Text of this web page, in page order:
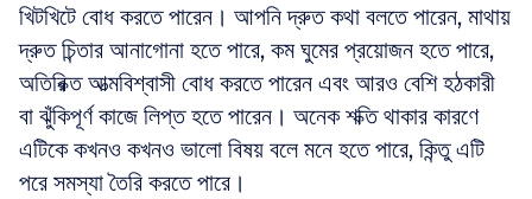
খিটখিটে বোধ করতে পারেন। আপনি দ্রুত কথা বলতে পারেন, মাথায়
দ্রুত চিন্তার আনাগোনা হতে পারে, কম ঘুমের প্রয়োজন হতে পারে,
অতিরিক্ত আত্মবিশ্বাসী বোধ করতে পারেন এবং আরও বেশি হঠকারী
বা ঝুঁকিপূর্ণ কাজে লিপ্ত হতে পারেন। অনেক শক্তি থাকার কারণে
এটিকে কখনও কখনও ভালো বিষয় বলে মনে হতে পারে, কিন্তু এটি
পরে সমস্যা তৈরি করতে পারে।